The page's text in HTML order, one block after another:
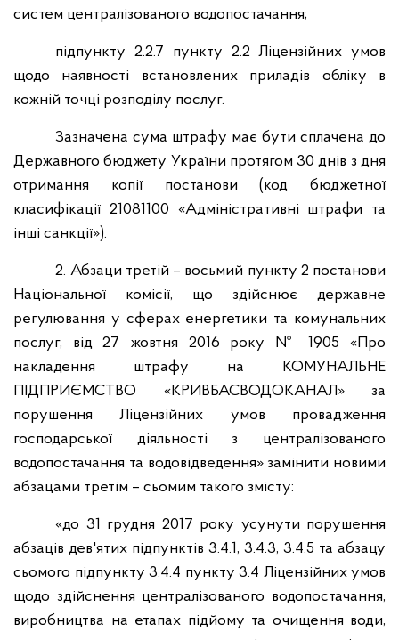
систем централізованого водопостачання;
підпункту 2.2.7 пункту 2.2 Ліцензійних умов
щодо наявності встановлених приладів обліку в
кожній точці розподілу послуг.
Зазначена сума штрафу має бути сплачена до
Державного бюджету України протягом 30 днів з дня
отримання копії постанови (код бюджетної
класифікації 21081100 «Адміністративні штрафи та
інші санкції»).
2. Абзаци третій – восьмий пункту 2 постанови
Національної комісії, що здійснює державне
регулювання у сферах енергетики та комунальних
послуг, від 27 жовтня 2016 року № 1905 «Про
накладення штрафу на КОМУНАЛЬНЕ
ПІДПРИЄМСТВО «КРИВБАСВОДОКАНАЛ» за
порушення Ліцензійних умов провадження
господарської діяльності з централізованого
водопостачання та водовідведення» замінити новими
абзацами третім – сьомим такого змісту:
«до 31 грудня 2017 року усунути порушення
абзаців дев'ятих підпунктів 3.4.1, 3.4.3, 3.4.5 та абзацу
сьомого підпункту 3.4.4 пункту 3.4 Ліцензійних умов
щодо здійснення централізованого водопостачання,
виробництва на етапах підйому та очищення води,